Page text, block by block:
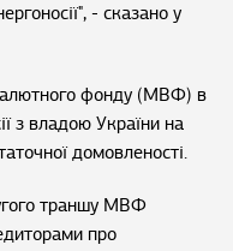
- сказано у
фонду (МВФ) в
з владою України на
домовленості.
траншу МВФ
про